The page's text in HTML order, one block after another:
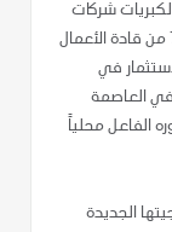
رئيساً تنفيذياً لكبريات شركات
النفط والغاز والبتروكيماويات العالمية، ونحو 700 من قادة الأعمال
في
الذي يقام في 13 مايو في العاصمة
الفاعل محلياً
الجديدة